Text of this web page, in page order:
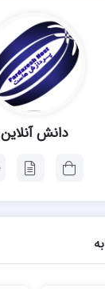
دانش آنلاین